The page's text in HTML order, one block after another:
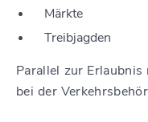
Märkte
Treibjagden
Parallel zur
bei der